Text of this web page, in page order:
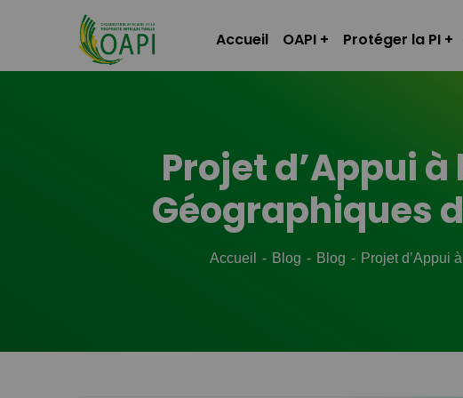
Accueil OAPI Protéger la PI
Projet d’Appui
Géographiques
Accueil Blog Blog Projet d’Appui